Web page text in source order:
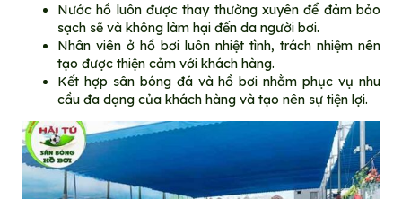
Nước hồ luôn được thay thường xuyên để đảm bảo
sạch sẽ và không làm hại đến da người bơi.
Nhân viên ở hồ bơi luôn nhiệt tình, trách nhiệm nên
tạo được thiện cảm với khách hàng.
Kết hợp sân bóng đá và hồ bơi nhằm phục vụ nhu
cầu đa dạng của khách hàng và tạo nên sự tiện lợi.